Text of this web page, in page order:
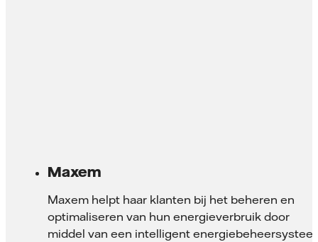
Maxem
Maxem helpt haar klanten bij het beheren en
optimaliseren van hun energieverbruik door
middel van een intelligent